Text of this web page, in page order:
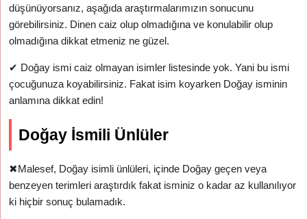
düşünüyorsanız, aşağıda araştırmalarımızın sonucunu
görebilirsiniz. Dinen caiz olup olmadığına ve konulabilir olup
olmadığına dikkat etmeniz ne güzel.
✔ Doğay ismi caiz olmayan isimler listesinde yok. Yani bu ismi
çocuğunuza koyabilirsiniz. Fakat isim koyarken Doğay isminin
anlamına dikkat edin!
Doğay İsmili Ünlüler
✖Malesef, Doğay isimli ünlüleri, içinde Doğay geçen veya
benzeyen terimleri araştırdık fakat isminiz o kadar az kullanılıyor
ki hiçbir sonuç bulamadık.